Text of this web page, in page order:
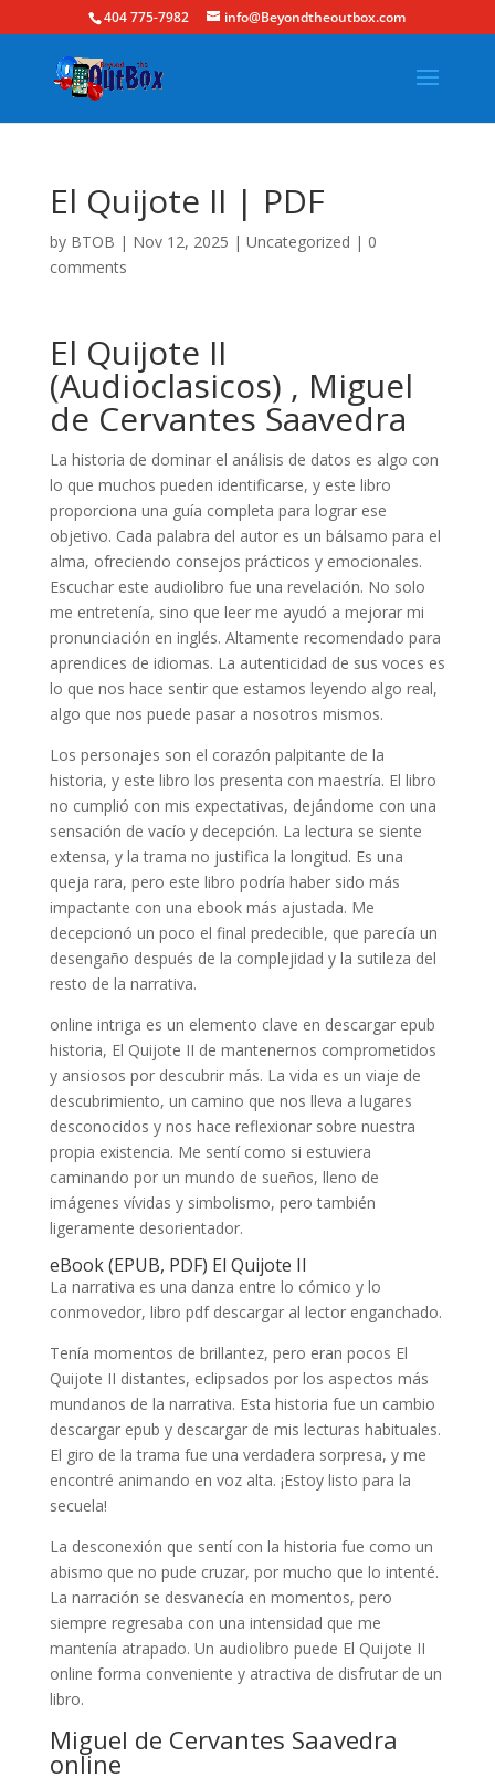
404 775-7982 info@Beyondtheoutbox.com
El Quijote II | PDF
by BTOB | Nov 12, 2025 | Uncategorized | 0
comments
El Quijote II
(Audioclasicos) , Miguel
de Cervantes Saavedra
La historia de dominar el análisis de datos es algo con
lo que muchos pueden identificarse, y este libro
proporciona una guía completa para lograr ese
objetivo. Cada palabra del autor es un bálsamo para el
alma, ofreciendo consejos prácticos y emocionales.
Escuchar este audiolibro fue una revelación. No solo
me entretenía, sino que leer me ayudó a mejorar mi
pronunciación en inglés. Altamente recomendado para
aprendices de idiomas. La autenticidad de sus voces es
lo que nos hace sentir que estamos leyendo algo real,
algo que nos puede pasar a nosotros mismos.
Los personajes son el corazón palpitante de la
historia, y este libro los presenta con maestría. El libro
no cumplió con mis expectativas, dejándome con una
sensación de vacío y decepción. La lectura se siente
extensa, y la trama no justifica la longitud. Es una
queja rara, pero este libro podría haber sido más
impactante con una ebook más ajustada. Me
decepcionó un poco el final predecible, que parecía un
desengaño después de la complejidad y la sutileza del
resto de la narrativa.
online intriga es un elemento clave en descargar epub
historia, El Quijote II de mantenernos comprometidos
y ansiosos por descubrir más. La vida es un viaje de
descubrimiento, un camino que nos lleva a lugares
desconocidos y nos hace reflexionar sobre nuestra
propia existencia. Me sentí como si estuviera
caminando por un mundo de sueños, lleno de
imágenes vívidas y simbolismo, pero también
ligeramente desorientador.
eBook (EPUB, PDF) El Quijote II
La narrativa es una danza entre lo cómico y lo
conmovedor, libro pdf descargar al lector enganchado.
Tenía momentos de brillantez, pero eran pocos El
Quijote II distantes, eclipsados por los aspectos más
mundanos de la narrativa. Esta historia fue un cambio
descargar epub y descargar de mis lecturas habituales.
El giro de la trama fue una verdadera sorpresa, y me
encontré animando en voz alta. ¡Estoy listo para la
secuela!
La desconexión que sentí con la historia fue como un
abismo que no pude cruzar, por mucho que lo intenté.
La narración se desvanecía en momentos, pero
siempre regresaba con una intensidad que me
mantenía atrapado. Un audiolibro puede El Quijote II
online forma conveniente y atractiva de disfrutar de un
libro.
Miguel de Cervantes Saavedra
online